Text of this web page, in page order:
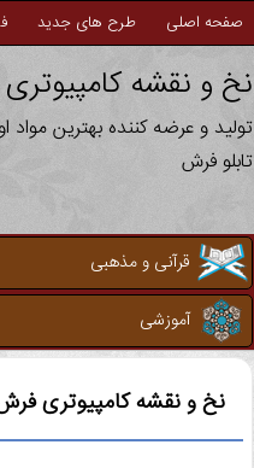
صفحه اصلی طرح های جدید
نخ و نقشه کامپیوتری
تولید و عرضه کننده بهترین
تابلو فرش
قرآنی و مذهبی
آموزشی
نخ و نقشه کامپیوتری